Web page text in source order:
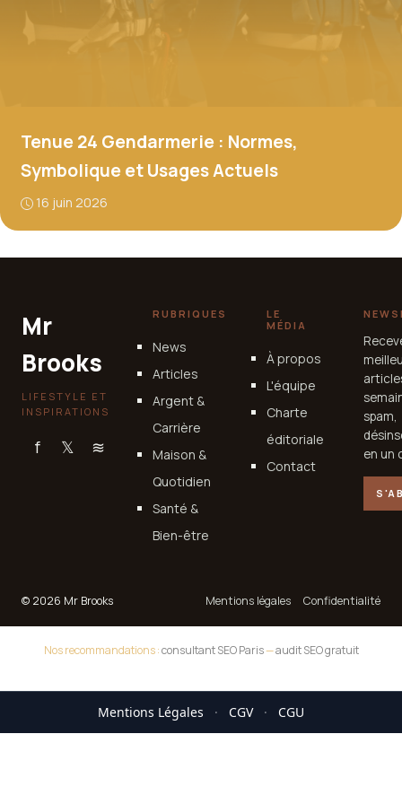
Tenue 24 Gendarmerie : Normes,
Symbolique et Usages Actuels
16 juin 2026
Mr
Brooks
LIFESTYLE ET
INSPIRATIONS
f 𝕏 ≋
RUBRIQUES
News
Articles
Argent &
Carrière
Maison &
Quotidien
Santé &
Bien-être
LE
MÉDIA
À propos
L'équipe
Charte
éditoriale
Contact
spam,
en un
© 2026 Mr Brooks Mentions légales Confidentialité
Nos recommandations :consultant SEO Paris—audit SEO gratuit
Mentions Légales · CGV · CGU